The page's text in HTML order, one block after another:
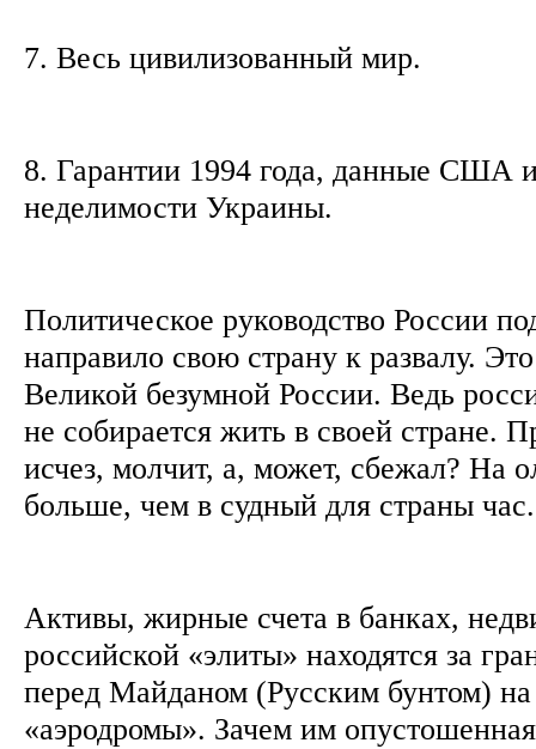
7. Весь цивилизованный мир.
8. Гарантии 1994 года, данные США
неделимости Украины.
Политическое руководство России
направило свою страну к развалу.
Великой безумной России. Ведь
не собирается жить в своей стране.
исчез, молчит, а, может, сбежал? На
больше, чем в судный для страны
Активы, жирные счета в банках,
российской «элиты» находятся за
перед Майданом (Русским бунтом) на
«аэродромы». Зачем им